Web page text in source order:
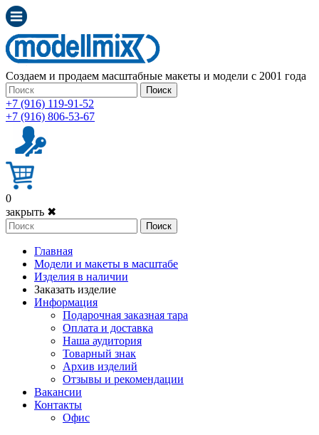
Создаем и продаем масштабные макеты и модели с 2001 года
Поиск
+7 (916) 119-91-52
+7 (916) 806-53-67
0
закрыть ✖
Поиск
Главная
Модели и макеты в масштабе
Изделия в наличии
Заказать изделие
Информация
Подарочная заказная тара
Оплата и доставка
Наша аудитория
Товарный знак
Архив изделий
Отзывы и рекомендации
Вакансии
Контакты
Офис